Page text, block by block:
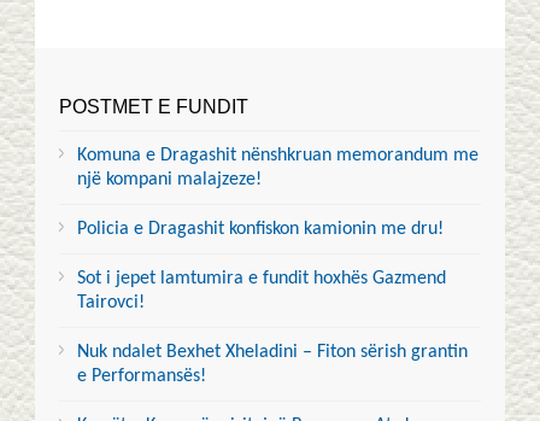
POSTMET E FUNDIT
Komuna e Dragashit nënshkruan memorandum me
një kompani malajzeze!
Policia e Dragashit konfiskon kamionin me dru!
Sot i jepet lamtumira e fundit hoxhës Gazmend
Tairovci!
Nuk ndalet Bexhet Xheladini – Fiton sërish grantin
e Performansës!